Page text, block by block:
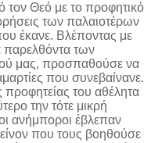
τον Θεό με το προφητικό
των παλαιοτέρων
έκανε. Βλέποντας με
παρελθόντα των
μας, προσπαθούσε να
που συνεβαίνανε.
του αθέλητα
την τότε μικρή
ανήμποροι έβλεπαν
που τους βοηθούσε